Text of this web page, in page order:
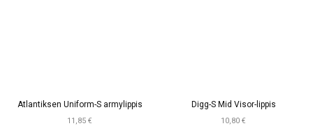
Atlantiksen Uniform-S armylippis
11,85 €
Digg-S Mid Visor-lippis
10,80 €